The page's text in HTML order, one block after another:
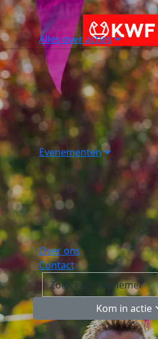
Alles over acties
Evenementen
Over ons
Contact
Kom in actie